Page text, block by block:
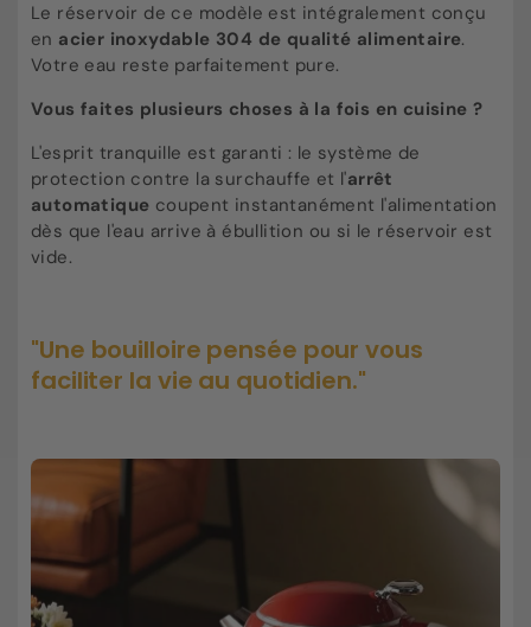
Le réservoir de ce modèle est intégralement conçu
en acier inoxydable 304 de qualité alimentaire.
Votre eau reste parfaitement pure.
Vous faites plusieurs choses à la fois en cuisine ?
L'esprit tranquille est garanti : le système de
protection contre la surchauffe et l'arrêt
automatique coupent instantanément l'alimentation
dès que l'eau arrive à ébullition ou si le réservoir est
vide.
"Une bouilloire pensée pour vous
faciliter la vie au quotidien."